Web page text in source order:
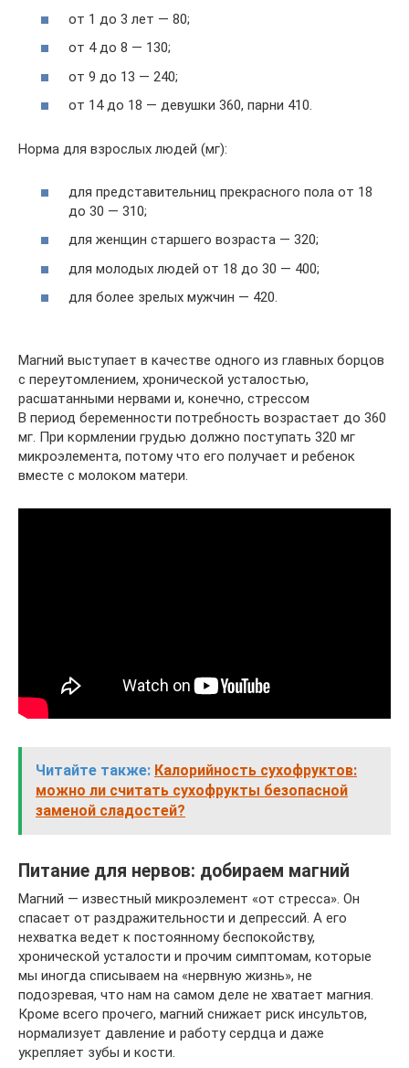
от 1 до 3 лет — 80;
от 4 до 8 — 130;
от 9 до 13 — 240;
от 14 до 18 — девушки 360, парни 410.
Норма для взрослых людей (мг):
для представительниц прекрасного пола от 18
до 30 — 310;
для женщин старшего возраста — 320;
для молодых людей от 18 до 30 — 400;
для более зрелых мужчин — 420.
Магний выступает в качестве одного из главных борцов
с переутомлением, хронической усталостью,
расшатанными нервами и, конечно, стрессом
В период беременности потребность возрастает до 360
мг. При кормлении грудью должно поступать 320 мг
микроэлемента, потому что его получает и ребенок
вместе с молоком матери.
Читайте также: Калорийность сухофруктов:
можно ли считать сухофрукты безопасной
заменой сладостей?
Питание для нервов: добираем магний
Магний — известный микроэлемент «от стресса». Он
спасает от раздражительности и депрессий. А его
нехватка ведет к постоянному беспокойству,
хронической усталости и прочим симптомам, которые
мы иногда списываем на «нервную жизнь», не
подозревая, что нам на самом деле не хватает магния.
Кроме всего прочего, магний снижает риск инсультов,
нормализует давление и работу сердца и даже
укрепляет зубы и кости.